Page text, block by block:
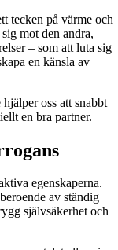
tecken på värme och
mot den andra,
– som att luta sig
en känsla av
oss att snabbt
en bra partner.
egenskaperna.
av ständig
självsäkerhet och